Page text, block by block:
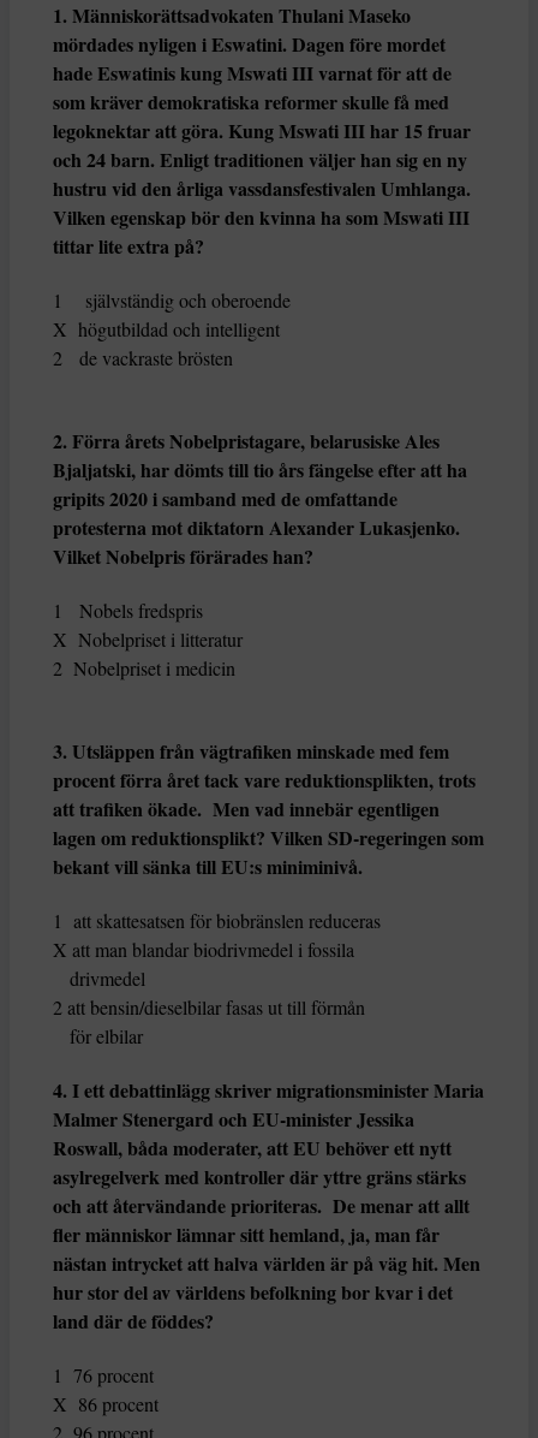
1. Människorättsadvokaten Thulani Maseko
mördades nyligen i Eswatini. Dagen före mordet
hade Eswatinis kung Mswati III varnat för att de
som kräver demokratiska reformer skulle få med
legoknektar att göra. Kung Mswati III har 15 fruar
och 24 barn. Enligt traditionen väljer han sig en ny
hustru vid den årliga vassdansfestivalen Umhlanga.
Vilken egenskap bör den kvinna ha som Mswati III
tittar lite extra på?
1 självständig och oberoende
X högutbildad och intelligent
2 de vackraste brösten
2. Förra årets Nobelpristagare, belarusiske Ales
Bjaljatski, har dömts till tio års fängelse efter att ha
gripits 2020 i samband med de omfattande
protesterna mot diktatorn Alexander Lukasjenko.
Vilket Nobelpris förärades han?
1 Nobels fredspris
X Nobelpriset i litteratur
2 Nobelpriset i medicin
3. Utsläppen från vägtrafiken minskade med fem
procent förra året tack vare reduktionsplikten, trots
att trafiken ökade. Men vad innebär egentligen
lagen om reduktionsplikt? Vilken SD-regeringen som
bekant vill sänka till EU:s miniminivå.
1 att skattesatsen för biobränslen reduceras
X att man blandar biodrivmedel i fossila
drivmedel
2 att bensin/dieselbilar fasas ut till förmån
för elbilar
4. I ett debattinlägg skriver migrationsminister Maria
Malmer Stenergard och EU-minister Jessika
Roswall, båda moderater, att EU behöver ett nytt
asylregelverk med kontroller där yttre gräns stärks
och att återvändande prio­riteras. De menar att allt
fler människor lämnar sitt hemland, ja, man får
nästan intrycket att halva världen är på väg hit. Men
hur stor del av världens befolkning bor kvar i det
land där de föddes?
1 76 procent
X 86 procent
2 96 procent